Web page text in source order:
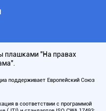
плашками "На правах
поддерживает Европейский Союз
в соответствии с программой